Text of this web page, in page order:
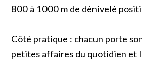
800 à 1000 m de dénivelé
Côté pratique : chacun porte
petites affaires du quotidien et